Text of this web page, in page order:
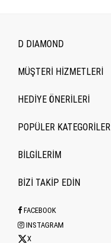
D DIAMOND
MÜŞTERİ HİZMETLERİ
HEDİYE ÖNERİLERİ
POPÜLER KATEGORILER
BİLGİLERİM
BİZİ TAKİP EDİN
FACEBOOK
INSTAGRAM
X